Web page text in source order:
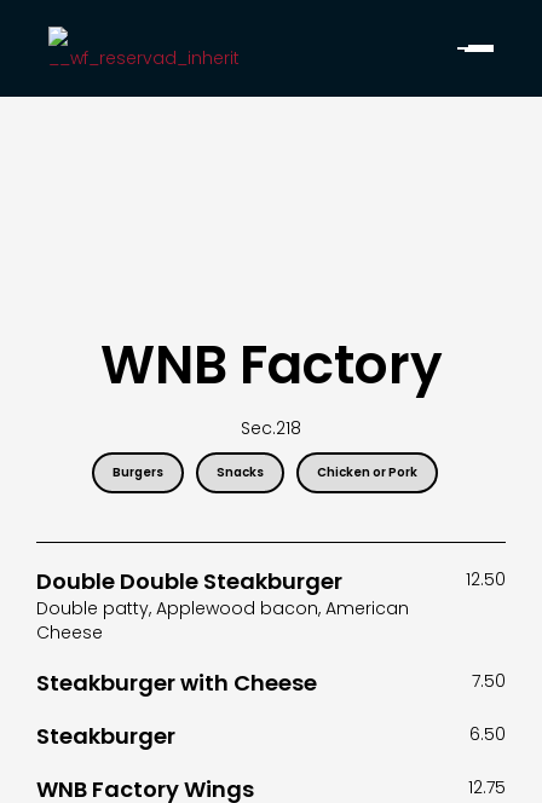
WNB Factory
Sec.218
Burgers Snacks Chicken or Pork
Double Double Steakburger
Double patty, Applewood bacon, American
Cheese
12.50
Steakburger with Cheese 7.50
Steakburger 6.50
WNB Factory Wings 12.75